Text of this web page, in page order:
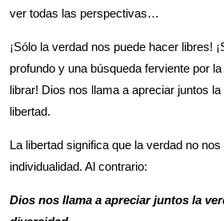
ver todas las perspectivas…
¡Sólo la verdad nos puede hacer libres!
profundo y una búsqueda ferviente por
librar! Dios nos llama a apreciar juntos
libertad.
La libertad significa que la verdad no
individualidad. Al contrario:
Dios nos llama a apreciar juntos la